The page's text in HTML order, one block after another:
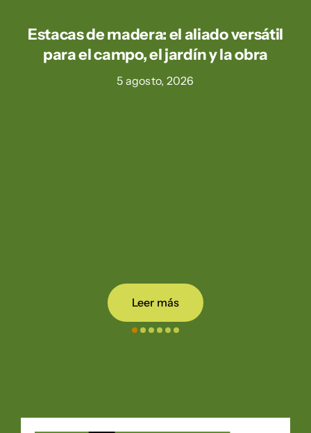
Estacas de madera: el aliado versátil
para el campo, el jardín y la obra
5 agosto, 2026
Leer más